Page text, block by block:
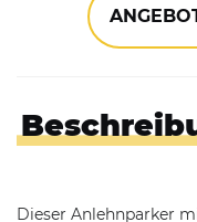
Dieser Anlehnparker